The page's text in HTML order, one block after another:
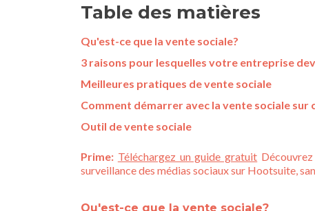
Table des matières
Qu'est-ce que la vente sociale?
3 raisons pour lesquelles votre entreprise
Meilleures pratiques de vente sociale
Comment démarrer avec la vente sociale
Outil de vente sociale
Prime: Téléchargez un guide gratuit
surveillance des médias sociaux sur Hootsuite,
Qu'est-ce que la vente sociale?